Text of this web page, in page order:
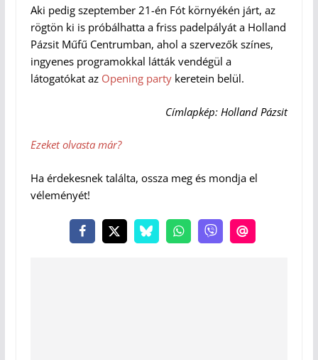
Aki pedig szeptember 21-én Fót környékén járt, az
rögtön ki is próbálhatta a friss padelpályát a Holland
Pázsit Műfű Centrumban, ahol a szervezők színes,
ingyenes programokkal látták vendégül a
látogatókat az Opening partykeretein belül.
Címlapkép: Holland Pázsit
Ezeket olvasta már?
Ha érdekesnek találta, ossza meg és mondja el
véleményét!